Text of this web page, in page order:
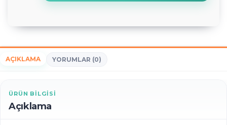
AÇIKLAMA YORUMLAR (0)
ÜRÜN BILGISI
Açıklama